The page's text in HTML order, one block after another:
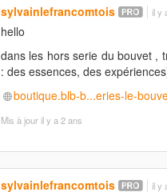
sylvainlefrancomtois il y
hello
dans les hors serie du bouvet ,
: des essences, des
boutique.blb-b...eries-le-
Mis à jouril y a 2 ans
sylvainlefrancomtois il y